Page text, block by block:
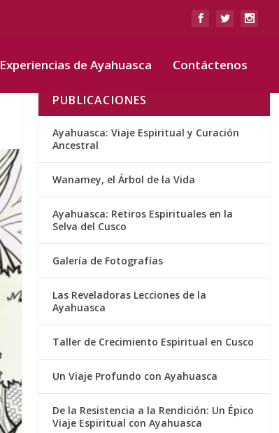
Experiencias de Ayahuasca Contáctenos
PUBLICACIONES
Ayahuasca: Viaje Espiritual y Curación
Ancestral
Wanamey, el Árbol de la Vida
Ayahuasca: Retiros Espirituales en la
Selva del Cusco
Galería de Fotografías
Las Reveladoras Lecciones de la
Ayahuasca
Taller de Crecimiento Espiritual en Cusco
Un Viaje Profundo con Ayahuasca
De la Resistencia a la Rendición: Un Épico
Viaje Espiritual con Ayahuasca